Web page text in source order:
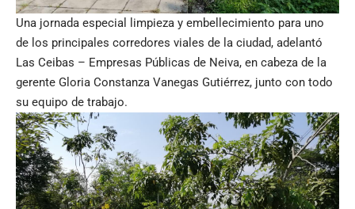
Una jornada especial limpieza y embellecimiento para uno
de los principales corredores viales de la ciudad, adelantó
Las Ceibas – Empresas Públicas de Neiva, en cabeza de la
gerente Gloria Constanza Vanegas Gutiérrez, junto con todo
su equipo de trabajo.